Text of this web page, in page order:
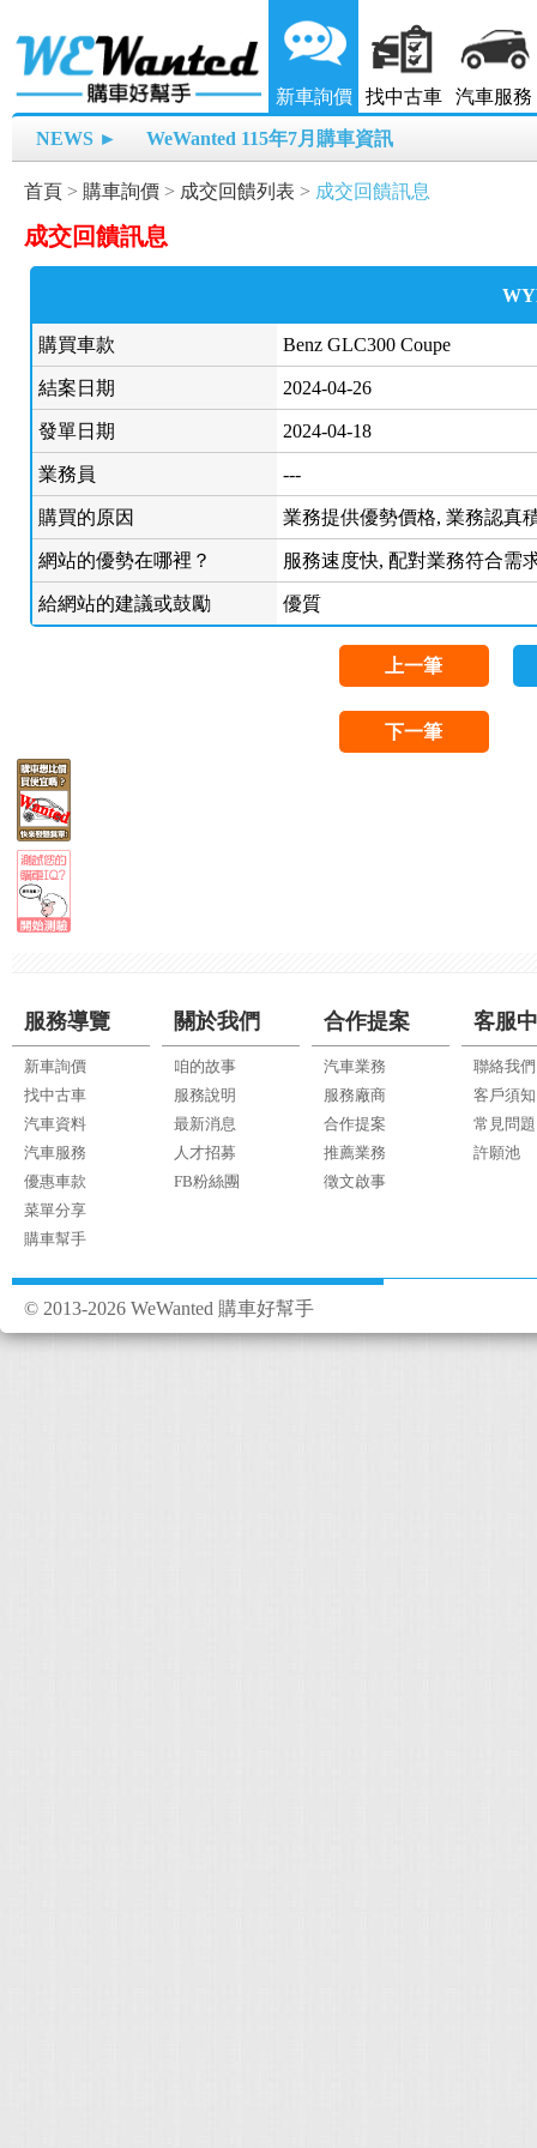
新車詢價 找中古車 汽車服務
NEWS ► WeWanted 115年7月購車資訊
首頁 > 購車詢價 > 成交回饋列表 > 成交回饋訊息
成交回饋訊息
購買車款 Benz GLC300 Coupe
結案日期 2024-04-26
發單日期 2024-04-18
業務員 ---
購買的原因 業務提供優勢價格, 業務認真
網站的優勢在哪裡？ 服務速度快, 配對業務符合需
給網站的建議或鼓勵 優質
上一筆
下一筆
服務導覽
新車詢價
找中古車
汽車資料
汽車服務
優惠車款
菜單分享
購車幫手
關於我們
咱的故事
服務說明
最新消息
人才招募
FB粉絲團
合作提案
汽車業務
服務廠商
合作提案
推薦業務
徵文啟事
客服
聯絡我們
客戶須知
常見問題
許願池
© 2013-2026 WeWanted 購車好幫手